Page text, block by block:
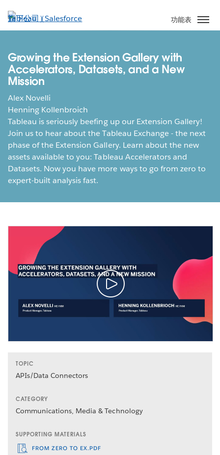
至
主
功能表
Growing the Extension Gallery with
Accelerators, Datasets, and a New
Mission
Alex Novelli
Henning Kollenbroich
Tableau is seriously beefing up our Extension Gallery!
Join us to hear about the Tableau Exchange - the next
phase of the Extension Gallery. Learn about the new
assets available to you: Tableau Accelerators and
Datasets. Now you have more ways to go from zero to
expert-built analysis fast.
TOPIC
APIs/Data Connectors
CATEGORY
Communications, Media & Technology
SUPPORTING MATERIALS
FROM ZERO TO EX.PDF